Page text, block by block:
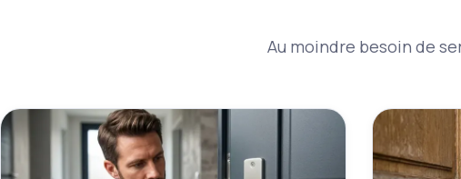
Au moindre besoin de